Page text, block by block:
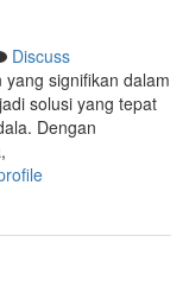
Discuss
signifikan dalam
solusi yang tepat
Dengan